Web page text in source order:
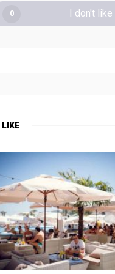
0 I don't
LIKE